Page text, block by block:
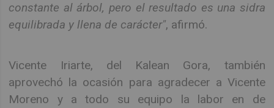
constante al árbol, pero el resultado es una sidra
equilibrada y llena de carácter", afirmó.
Vicente Iriarte, del Kalean Gora, también
aprovechó la ocasión para agradecer a Vicente
Moreno y a todo su equipo la labor en de